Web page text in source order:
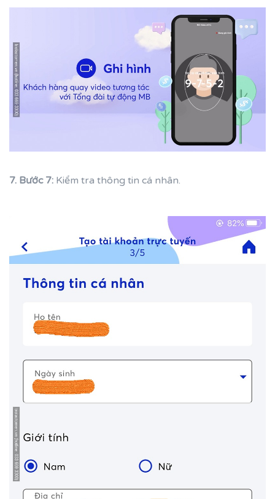
7. Bước 7: Kiểm tra thông tin cá nhân.